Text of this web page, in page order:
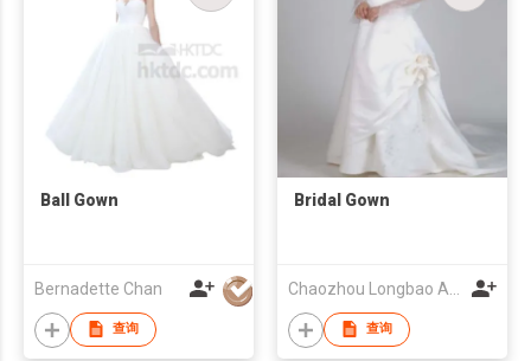
Ball Gown
Bernadette Chan
查询
Bridal Gown
查询